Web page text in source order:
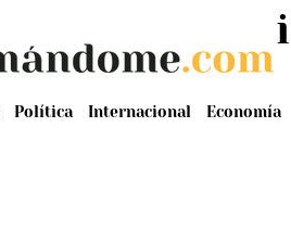
Política Internacional Economía